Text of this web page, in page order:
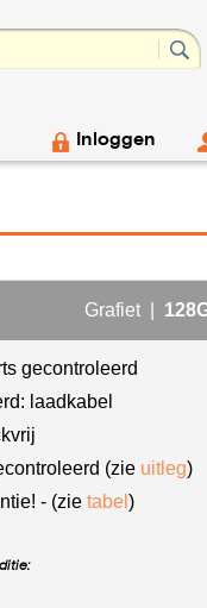
Inloggen
Grafiet |
gecontroleerd
laadkabel
(zie uitleg)
- (zie tabel )